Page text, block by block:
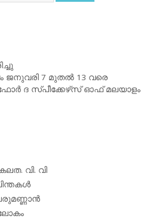
ജനുവരി 7 മുതല്‍ 13 വരെ
ദ സ്പീക്കേഴ്‌സ് ഓഫ് മലയാളം
വി. വി